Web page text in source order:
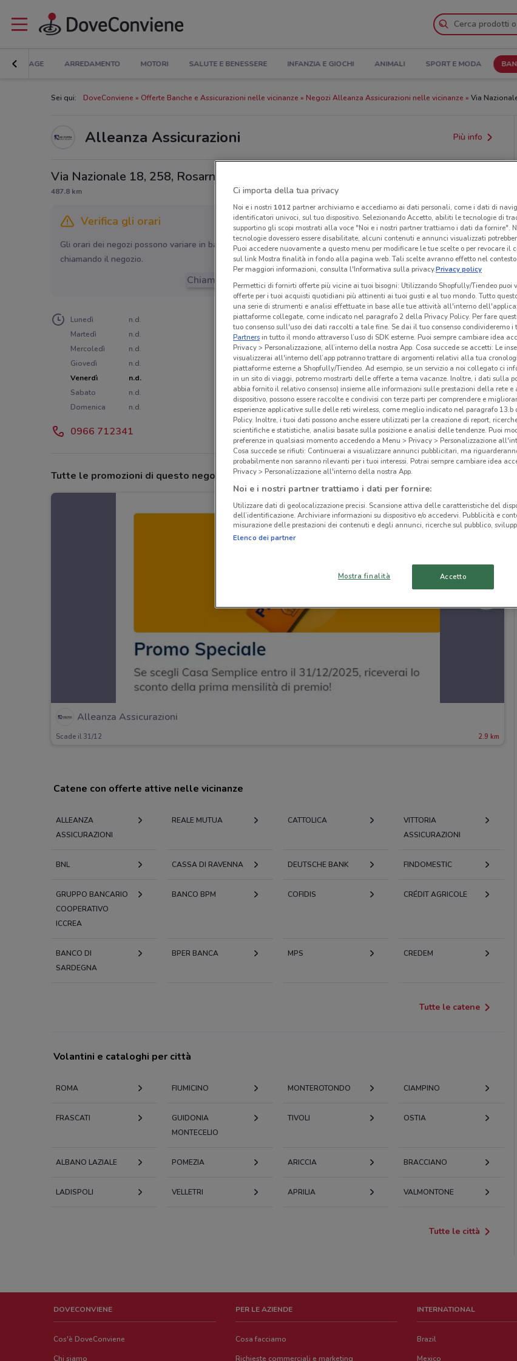
BRICOLAGE ARREDAMENTO MOTORI SALUTE E BENESSERE INFANZIA E GIOCHI ANIMALI SPORT E MODA
Sei qui: DoveConviene Offerte Banche e Assicurazioni nelle vicinanze Negozi Alleanza Assicurazioni nelle vicinanze Via
Alleanza Assicurazioni Più info
Via Nazionale 18, 258, Rosarno
487.8 km
Verifica gli orari
Gli orari dei negozi possono variare in base agli ultimi provvedimenti regionali o nazionali. Verifica l’accuratezza
chiamando il negozio.
Chiama il negozio
Lunedì
n.d.
Martedì
n.d.
Mercoledì
n.d.
Giovedì
n.d.
Venerdì
n.d.
Sabato
n.d.
Domenica
n.d.
0966 712341
Tutte le promozioni di questo negozio
Alleanza Assicurazioni
Scade il 31/12 2.9 km
Catene con offerte attive nelle vicinanze
ALLEANZA
ASSICURAZIONI
REALE MUTUA CATTOLICA
VITTORIA
ASSICURAZIONI
BNL CASSA DI RAVENNA DEUTSCHE BANK FINDOMESTIC
GRUPPO BANCARIO
COOPERATIVO
ICCREA
BANCO BPM COFIDIS CRÉDIT AGRICOLE
BANCO DI
SARDEGNA
BPER BANCA MPS CREDEM
Tutte le catene
Volantini e cataloghi per città
ROMA FIUMICINO MONTEROTONDO CIAMPINO
FRASCATI
GUIDONIA
MONTECELIO
TIVOLI OSTIA
ALBANO LAZIALE POMEZIA ARICCIA BRACCIANO
LADISPOLI VELLETRI APRILIA VALMONTONE
Tutte le città
DOVECONVIENE
Cos'è DoveConviene
Chi siamo
PER LE AZIENDE
Cosa facciamo
Richieste commerciali e marketing
INTERNATIONAL
Brazil
Mexico
Ci importa della tua privacy
Noi e i nostri 1012partner archiviamo e accediamo ai dati personali, come i dati di
identificatori univoci, sul tuo dispositivo. Selezionando Accetto, abiliti le tecnologie di
supportino gli scopi mostrati alla voce "Noi e i nostri partner trattiamo i dati da fornire".
tecnologie dovessero essere disabilitate, alcuni contenuti e annunci visualizzati
Puoi accedere nuovamente a questo menu per modificare le tue scelte o per revocare il
sul link Mostra finalità in fondo alla pagina web. Tali scelte avranno effetto nel contesto
Per maggiori informazioni, consulta l'Informativa sulla privacy.Privacy policy
Permettici di fornirti offerte più vicine ai tuoi bisogni: Utilizzando Shopfully/Tiendeo puoi
offerte per i tuoi acquisti quotidiani più attinenti ai tuoi gusti e al tuo mondo. Tutto
una serie di strumenti e analisi effettuate in base alle tue attività all'interno
piattaforme collegate, come indicato nel paragrafo 2 della Privacy Policy. Per fare
tuo consenso sull'uso dei dati raccolti a tale fine. Se dai il tuo consenso condivideremo i
Partnersin tutto il mondo attraverso l’uso di SDK esterne. Puoi sempre cambiare idea
Privacy > Personalizzazione, all’interno della nostra App. Cosa succede se accetti: Le
visualizzerai all'interno dell’app potranno trattare di argomenti relativi alla tua
piattaforme esterne a Shopfully/Tiendeo. Ad esempio, se un servizio a noi collegato ci
in un sito di viaggi, potremo mostrarti delle offerte a tema vacanze. Inoltre, i dati sulla
abbia fornito il relativo consenso) insieme alle informazioni sulle prestazioni della rete
dispositivo, possono essere raccolte e condivisi con terze parti per comprendere e
esperienze applicative sulle delle reti wireless, come meglio indicato nel paragrafo 13.b
Policy. Inoltre, i tuoi dati possono anche essere utilizzati per la creazione di report,
scientifiche e statistiche, analisi basate sulla posizione e analisi delle tendenze. Puoi
preferenze in qualsiasi momento accedendo a Menu > Privacy > Personalizzazione
Cosa succede se rifiuti: Continuerai a visualizzare annunci pubblicitari, ma
probabilmente non saranno rilevanti per i tuoi interessi. Potrai sempre cambiare idea
Privacy > Personalizzazione all'interno della nostra App.
Noi e i nostri partner trattiamo i dati per fornire:
Utilizzare dati di geolocalizzazione precisi. Scansione attiva delle caratteristiche del
dell’identificazione. Archiviare informazioni su dispositivo e/o accedervi. Pubblicità e
misurazione delle prestazioni dei contenuti e degli annunci, ricerche sul pubblico,
Elenco dei partner
Mostra finalità Accetto